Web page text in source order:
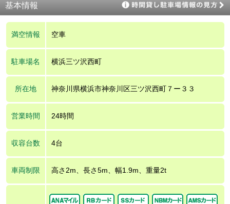
基本情報
満空情報 空車
駐車場名 横浜三ツ沢西町
所在地 神奈川県横浜市神奈川区三ツ沢西町７ー３３
営業時間 24時間
収容台数 4台
車両制限 高さ2m、長さ5m、幅1.9m、重量2t